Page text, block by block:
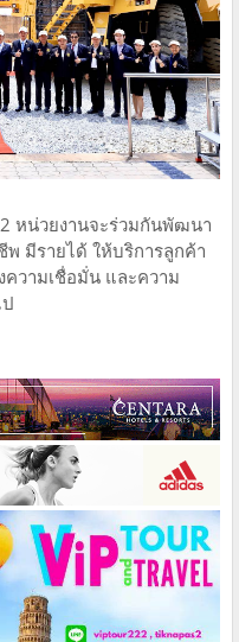
หน่วยงานจะร่วมกันพัฒนา
มีรายได้ ให้บริการลูกค้า
ความเชื่อมั่น และความ